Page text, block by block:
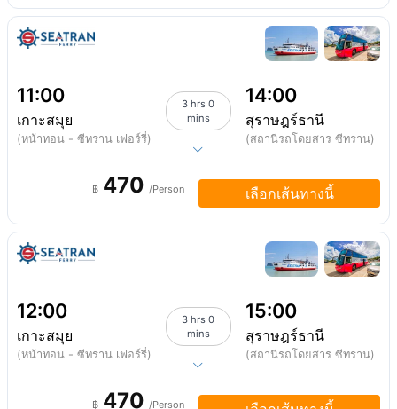
11:00
เกาะสมุย
(หน้าทอน - ซีทราน เฟอร์รี่)
3 hrs 0
mins
14:00
สุราษฎร์ธานี
(สถานีรถโดยสาร ซีทราน)
฿ 470 /Person เลือกเส้นทางนี้
12:00
เกาะสมุย
(หน้าทอน - ซีทราน เฟอร์รี่)
3 hrs 0
mins
15:00
สุราษฎร์ธานี
(สถานีรถโดยสาร ซีทราน)
฿ 470 /Person